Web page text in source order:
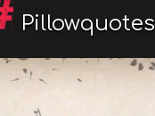
Pillowquotes